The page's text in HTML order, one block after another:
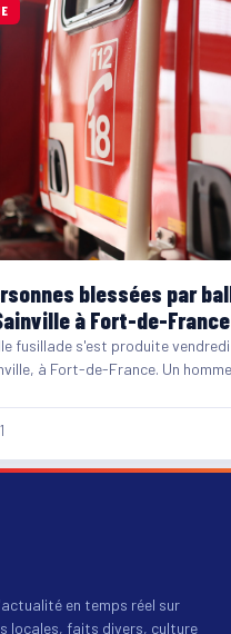
blessées par
à Fort-de-France
fusillade s'est produite
à Fort-de-France. Un
en temps réel sur
locales, faits divers, culture